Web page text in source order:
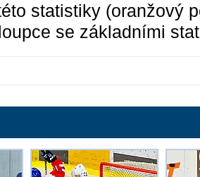
statistiky (oranžový
se základními